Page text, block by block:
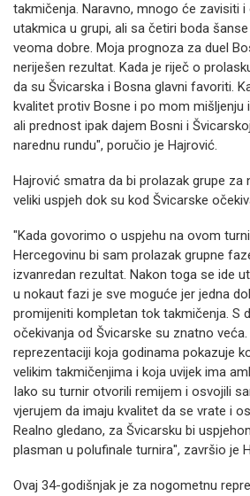
takmičenja. Naravno, mnogo će zavisiti
utakmica u grupi, ali sa četiri boda
veoma dobre. Moja prognoza za duel
neriješen rezultat. Kada je riječ o
da su Švicarska i Bosna glavni favoriti.
kvalitet protiv Bosne i po mom mišljenju
ali prednost ipak dajem Bosni i
narednu rundu", poručio je Hajrović.
Hajrović smatra da bi prolazak grupe za
veliki uspjeh dok su kod Švicarske
"Kada govorimo o uspjehu na ovom
Hercegovinu bi sam prolazak grupne
izvanredan rezultat. Nakon toga se ide
u nokaut fazi je sve moguće jer jedna
promijeniti kompletan tok takmičenja. S
očekivanja od Švicarske su znatno veća.
reprezentaciji koja godinama pokazuje
velikim takmičenjima i koja uvijek ima
Iako su turnir otvorili remijem i osvojili
vjerujem da imaju kvalitet da se vrate i
Realno gledano, za Švicarsku bi
plasman u polufinale turnira", završio je
Ovaj 34-godišnjak je za nogometnu